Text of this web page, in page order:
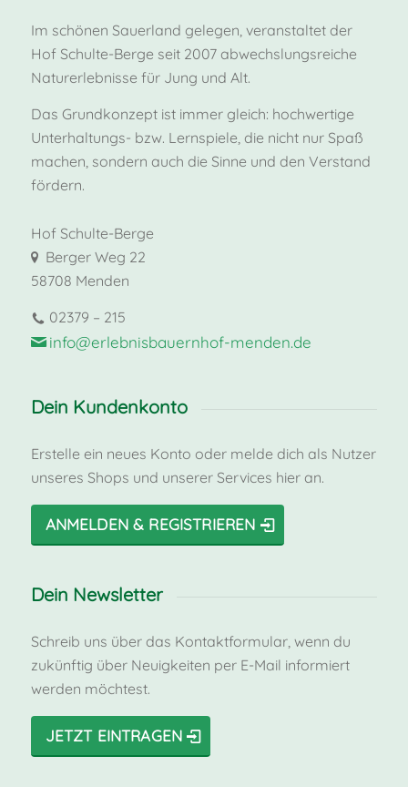
Im schönen Sauerland gelegen, veranstaltet der
Hof Schulte-Berge seit 2007 abwechslungsreiche
Naturerlebnisse für Jung und Alt.
Das Grundkonzept ist immer gleich: hochwertige
Unterhaltungs- bzw. Lernspiele, die nicht nur Spaß
machen, sondern auch die Sinne und den Verstand
fördern.
Hof Schulte-Berge
Berger Weg 22
58708 Menden
02379 – 215
info@erlebnisbauernhof-menden.de
Dein Kundenkonto
Erstelle ein neues Konto oder melde dich als Nutzer
unseres Shops und unserer Services hier an.
ANMELDEN & REGISTRIEREN
Dein Newsletter
Schreib uns über das Kontaktformular, wenn du
zukünftig über Neuigkeiten per E-Mail informiert
werden möchtest.
JETZT EINTRAGEN